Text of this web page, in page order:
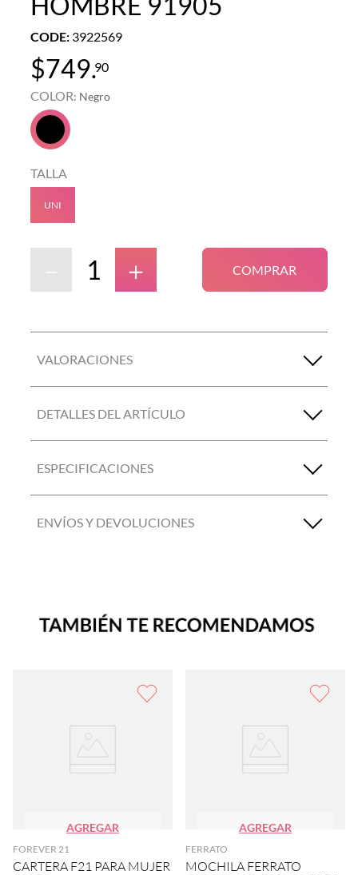
CODE: 3922569
$749.90
COLOR: Negro
TALLA
UNI
＋
－ COMPRAR
VALORACIONES
DETALLES DEL ARTÍCULO
ESPECIFICACIONES
ENVÍOS Y DEVOLUCIONES
AGREGAR
FOREVER 21
CARTERA F21 PARA MUJER
AGREGAR
FERRATO
MOCHILA FERRATO